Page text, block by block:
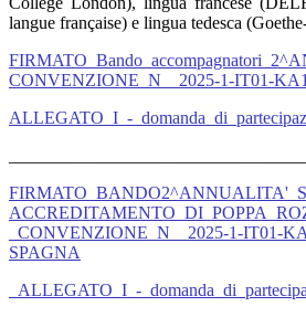
langue française) e lingua tedesca
CONVENZIONE_N__2025-1-IT01-
ALLEGATO_I_-
_CONVENZIONE_N__2025-1-IT01-
SPAGNA
_ALLEGATO_I_-